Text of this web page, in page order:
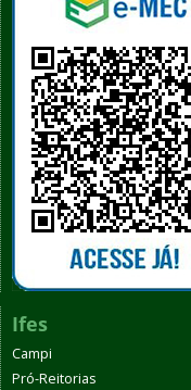
Ifes
Campi
Pró-Reitorias